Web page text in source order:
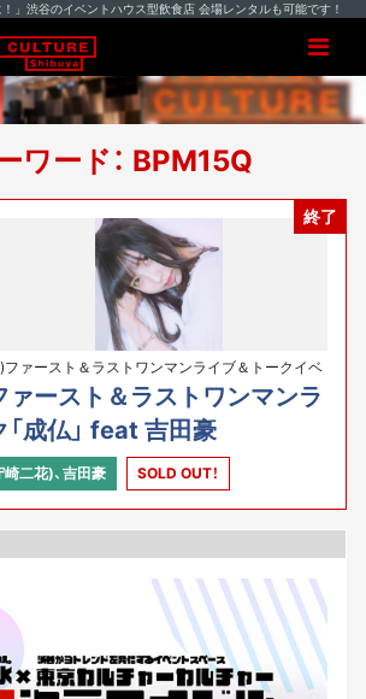
！」渋谷のイベントハウス型飲食店 会場レンタルも可能です！
ワード： BPM15Q
終了
ァースト＆ラストワンマンライブ＆トークイベ
ァースト＆ラストワンマンラ
成仏」 feat 吉田豪
二花)、吉田豪 SOLD OUT！